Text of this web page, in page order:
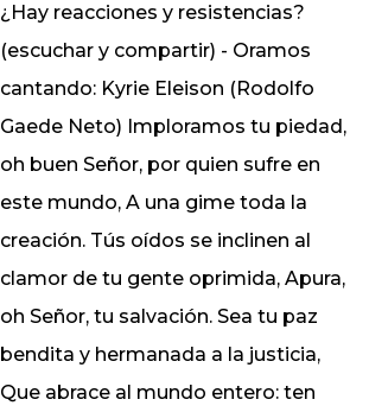
¿Hay reacciones y resistencias?
(escuchar y compartir) - Oramos
cantando: Kyrie Eleison (Rodolfo
Gaede Neto) Imploramos tu piedad,
oh buen Señor, por quien sufre en
este mundo, A una gime toda la
creación. Tús oídos se inclinen al
clamor de tu gente oprimida, Apura,
oh Señor, tu salvación. Sea tu paz
bendita y hermanada a la justicia,
Que abrace al mundo entero: ten